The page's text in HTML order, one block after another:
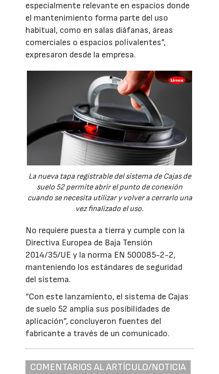
especialmente relevante en espacios donde
el mantenimiento forma parte del uso
habitual, como en salas diáfanas, áreas
comerciales o espacios polivalentes”,
expresaron desde la empresa.
La nueva tapa registrable del sistema de Cajas de
suelo 52 permite abrir el punto de conexión
cuando se necesita utilizar y volver a cerrarlo una
vez finalizado el uso.
No requiere puesta a tierra y cumple con la
Directiva Europea de Baja Tensión
2014/35/UE y la norma EN 500085-2-2,
manteniendo los estándares de seguridad
del sistema.
“Con este lanzamiento, el sistema de Cajas
de suelo 52 amplía sus posibilidades de
aplicación”, concluyeron fuentes del
fabricante a través de un comunicado.
COMENTARIOS AL ARTÍCULO/NOTICIA